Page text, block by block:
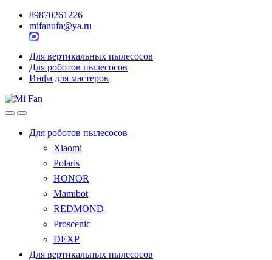
89870261226
mifanufa@ya.ru
Для вертикальных пылесосов
Для роботов пылесосов
Инфа для мастеров
Для роботов пылесосов
Xiaomi
Polaris
HONOR
Mamibot
REDMOND
Proscenic
DEXP
Для вертикальных пылесосов